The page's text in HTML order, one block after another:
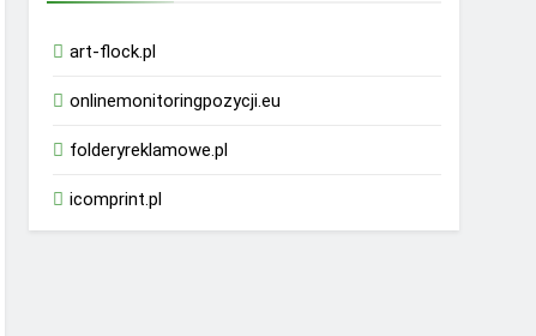
art-flock.pl
onlinemonitoringpozycji.eu
folderyreklamowe.pl
icomprint.pl